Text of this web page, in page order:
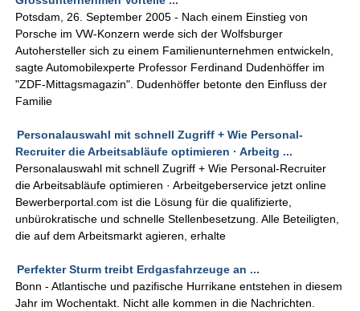
Potsdam, 26. September 2005 - Nach einem Einstieg von
Porsche im VW-Konzern werde sich der Wolfsburger
Autohersteller sich zu einem Familienunternehmen entwickeln,
sagte Automobilexperte Professor Ferdinand Dudenhöffer im
"ZDF-Mittagsmagazin". Dudenhöffer betonte den Einfluss der
Familie
Personalauswahl mit schnell Zugriff + Wie Personal-
Recruiter die Arbeitsabläufe optimieren · Arbeitg ...
Personalauswahl mit schnell Zugriff + Wie Personal-Recruiter
die Arbeitsabläufe optimieren · Arbeitgeberservice jetzt online
Bewerberportal.com ist die Lösung für die qualifizierte,
unbürokratische und schnelle Stellenbesetzung. Alle Beteiligten,
die auf dem Arbeitsmarkt agieren, erhalte
Perfekter Sturm treibt Erdgasfahrzeuge an ...
Bonn - Atlantische und pazifische Hurrikane entstehen in diesem
Jahr im Wochentakt. Nicht alle kommen in die Nachrichten.